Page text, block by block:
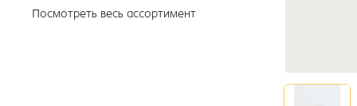
Посмотреть весь ассортимент